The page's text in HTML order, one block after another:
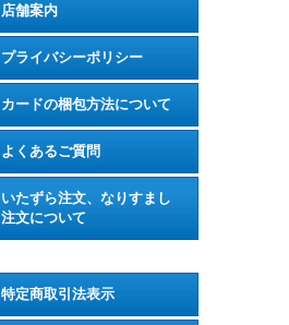
店舗案内
プライバシーポリシー
カードの梱包方法について
よくあるご質問
いたずら注文、なりすまし
注文について
特定商取引法表示